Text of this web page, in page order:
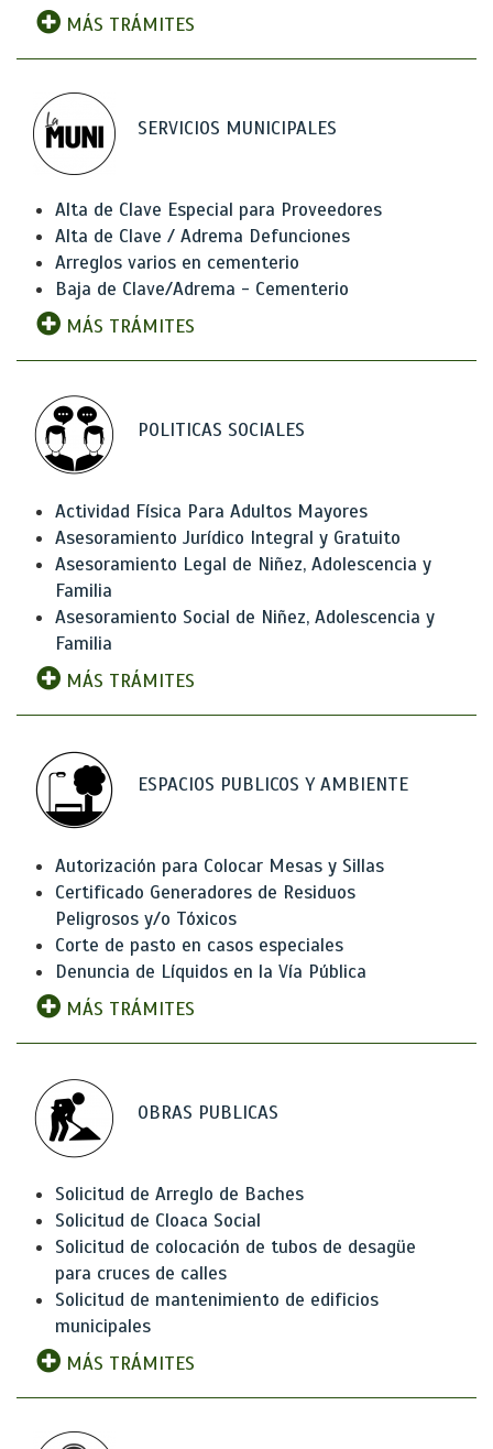
MÁS TRÁMITES
SERVICIOS MUNICIPALES
Alta de Clave Especial para Proveedores
Alta de Clave / Adrema Defunciones
Arreglos varios en cementerio
Baja de Clave/Adrema - Cementerio
MÁS TRÁMITES
POLITICAS SOCIALES
Actividad Física Para Adultos Mayores
Asesoramiento Jurídico Integral y Gratuito
Asesoramiento Legal de Niñez, Adolescencia y
Familia
Asesoramiento Social de Niñez, Adolescencia y
Familia
MÁS TRÁMITES
ESPACIOS PUBLICOS Y AMBIENTE
Autorización para Colocar Mesas y Sillas
Certificado Generadores de Residuos
Peligrosos y/o Tóxicos
Corte de pasto en casos especiales
Denuncia de Líquidos en la Vía Pública
MÁS TRÁMITES
OBRAS PUBLICAS
Solicitud de Arreglo de Baches
Solicitud de Cloaca Social
Solicitud de colocación de tubos de desagüe
para cruces de calles
Solicitud de mantenimiento de edificios
municipales
MÁS TRÁMITES